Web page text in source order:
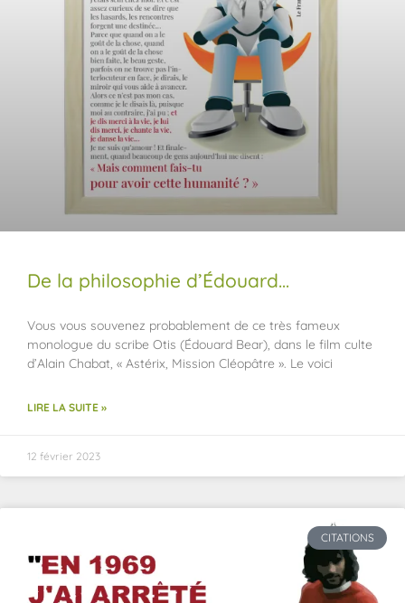
De la philosophie d’Édouard…
Vous vous souvenez probablement de ce très fameux
monologue du scribe Otis (Édouard Bear), dans le film culte
d’Alain Chabat, « Astérix, Mission Cléopâtre ». Le voici
LIRE LA SUITE »
12 février 2023
CITATIONS